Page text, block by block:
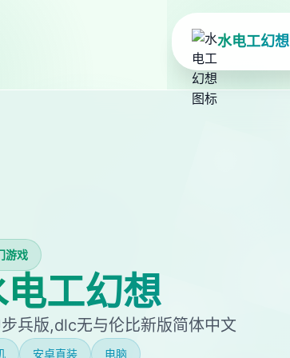
水电工幻想
游戏
工幻想
兵版,dlc无与伦比新版简体中文
安卓直装 电脑